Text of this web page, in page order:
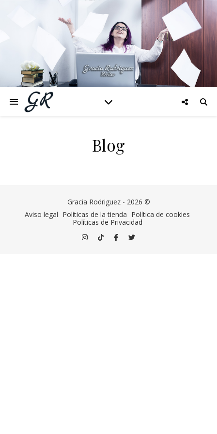
Blog
Gracia Rodriguez - 2026 ©
Aviso legal Políticas de la tienda Política de cookies
Políticas de Privacidad